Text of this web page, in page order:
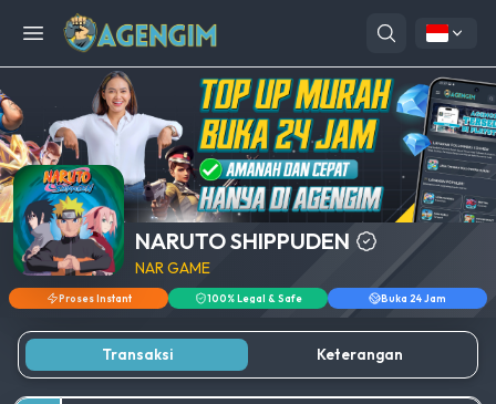
Open menu
NARUTO SHIPPUDEN
NAR GAME
Proses Instant 100% Legal & Safe Buka 24 Jam
Transaksi Keterangan